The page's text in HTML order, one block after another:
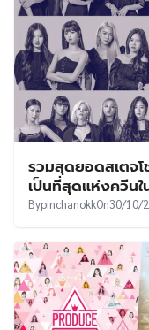
รวมสุดยอดสเตจโ
เป็นที่สุดแห่งควีน
BypinchanokkOn30/10/